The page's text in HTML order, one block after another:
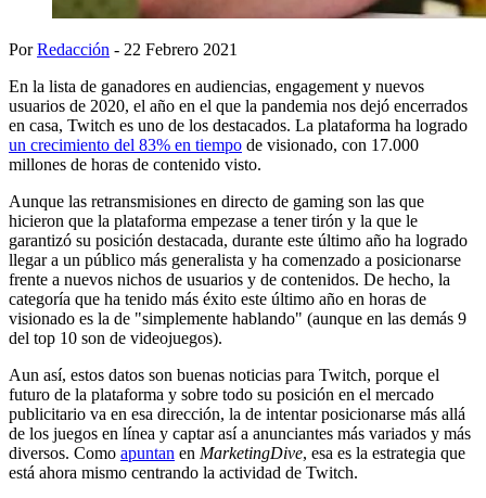
PorRedacción - 22 Febrero 2021
En la lista de ganadores en audiencias, engagement y nuevos
usuarios de 2020, el año en el que la pandemia nos dejó encerrados
en casa, Twitch es uno de los destacados. La plataforma ha logrado
un crecimiento del 83% en tiempo de visionado, con 17.000
millones de horas de contenido visto.
Aunque las retransmisiones en directo de gaming son las que
hicieron que la plataforma empezase a tener tirón y la que le
garantizó su posición destacada, durante este último año ha logrado
llegar a un público más generalista y ha comenzado a posicionarse
frente a nuevos nichos de usuarios y de contenidos. De hecho, la
categoría que ha tenido más éxito este último año en horas de
visionado es la de "simplemente hablando" (aunque en las demás 9
del top 10 son de videojuegos).
Aun así, estos datos son buenas noticias para Twitch, porque el
futuro de la plataforma y sobre todo su posición en el mercado
publicitario va en esa dirección, la de intentar posicionarse más allá
de los juegos en línea y captar así a anunciantes más variados y más
diversos. Como apuntan en MarketingDive, esa es la estrategia que
está ahora mismo centrando la actividad de Twitch.